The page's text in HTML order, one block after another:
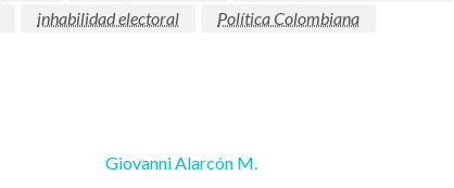
inhabilidad electoral Política Colombiana
Giovanni Alarcón M.